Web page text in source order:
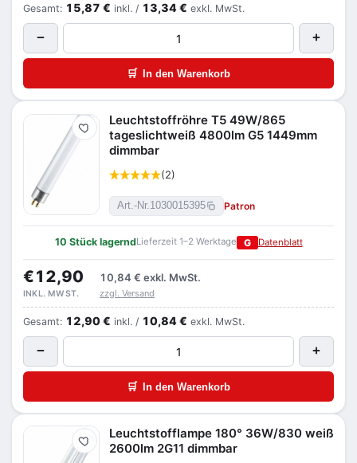
Gesamt: 15,87 € inkl. / 13,34 € exkl. MwSt.
− +
🛒 In den Warenkorb
Merken
Leuchtstoffröhre T5 49W/865
tageslichtweiß 4800lm G5 1449mm
dimmbar
(2)
Art.-Nr.1030015395 Patron
10 Stück lagerndLieferzeit 1–2 Werktage G Datenblatt
€12,90 10,84 € exkl. MwSt.
INKL. MWST. zzgl. Versand
Gesamt: 12,90 € inkl. / 10,84 € exkl. MwSt.
− +
🛒 In den Warenkorb
Merken
Leuchtstofflampe 180° 36W/830 weiß
2600lm 2G11 dimmbar